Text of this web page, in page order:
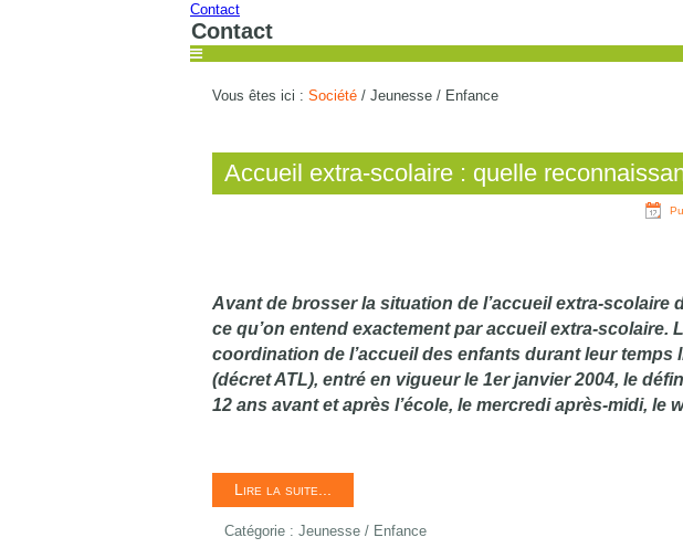
Contact
Contact
Vous êtes ici : Société / Jeunesse / Enfance
Accueil extra-scolaire : quelle
Avant de brosser la situation de l’accueil extra-
ce qu’on entend exactement par accueil extra-scolaire.
coordination de l’accueil des enfants durant leur temps
(décret ATL), entré en vigueur le 1er janvier 2004, le
12 ans avant et après l’école, le mercredi après-midi, le
Lire la suite...
Catégorie : Jeunesse / Enfance